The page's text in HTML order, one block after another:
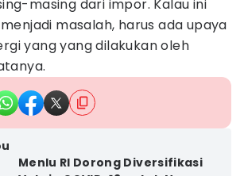
masing dari impor. Kalau ini
masalah, harus ada upaya
yang yang dilakukan oleh
Menlu RI Dorong Diversifikasi